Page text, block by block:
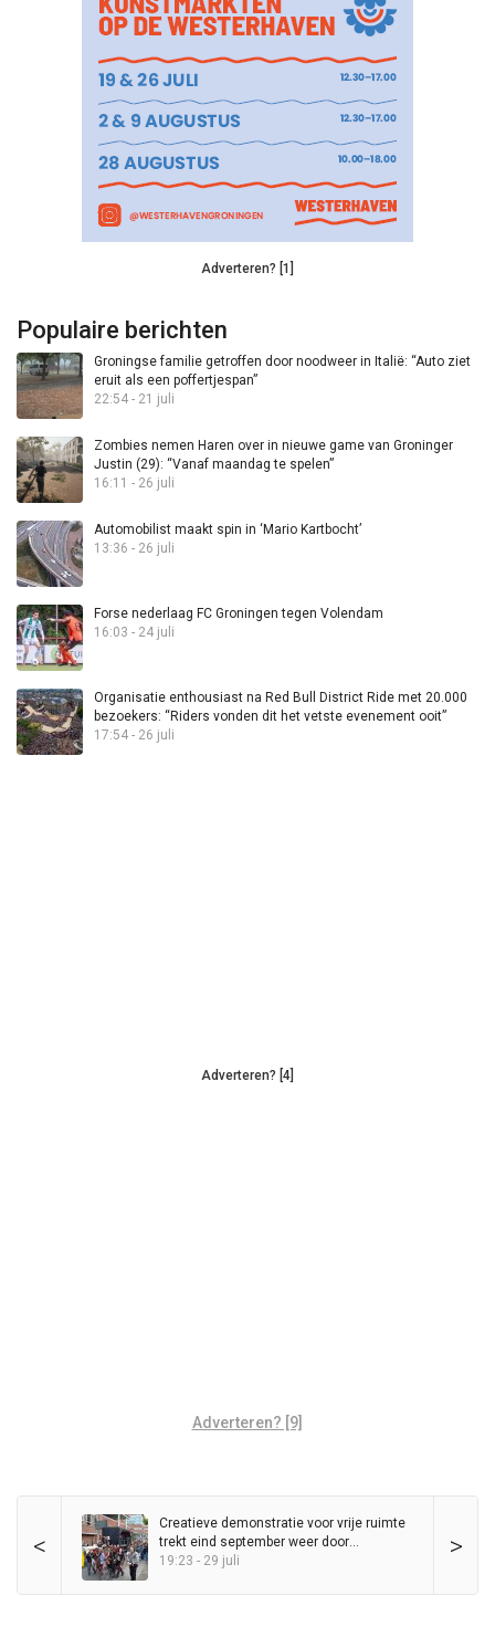
Adverteren? [1]
Populaire berichten
Groningse familie getroffen door noodweer in Italië: “Auto ziet
eruit als een poffertjespan”
22:54 - 21 juli
Zombies nemen Haren over in nieuwe game van Groninger
Justin (29): “Vanaf maandag te spelen”
16:11 - 26 juli
Automobilist maakt spin in ‘Mario Kartbocht’
13:36 - 26 juli
Forse nederlaag FC Groningen tegen Volendam
16:03 - 24 juli
Organisatie enthousiast na Red Bull District Ride met 20.000
bezoekers: “Riders vonden dit het vetste evenement ooit”
17:54 - 26 juli
Adverteren? [4]
Adverteren? [9]
< >
Creatieve demonstratie voor vrije ruimte
trekt eind september weer door
binnenstad
19:23 - 29 juli